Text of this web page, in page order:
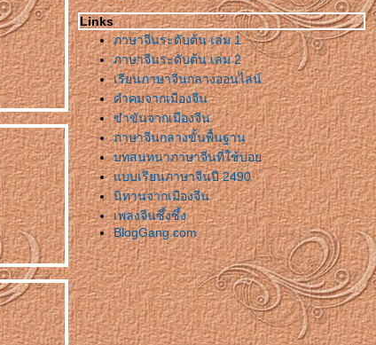
Links
ภาษาจีนระดับต้น เล่ม 1
ภาษาจีนระดับต้น เล่ม 2
เรียนภาษาจีนกลางออนไลน์
คำคมจากเมืองจีน
ขำขันจากเมืองจีน
ภาษาจีนกลางขั้นพื้นฐาน
บทสนทนาภาษาจีนที่ใช้บ่อ
บบเรียนภาษาจีนปี 2490
นิทานจากเมืองจีน
เพลงจีนซึ้งซึ้ง
BlogGang.com